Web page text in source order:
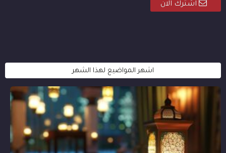
اشترك الان
اشهر المواضيع لهذا الشهر